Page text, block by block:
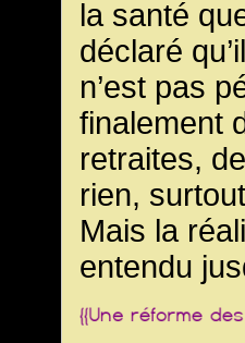
la santé
déclaré
n’est pas
finalement
retraites,
rien,
Mais la
entendu